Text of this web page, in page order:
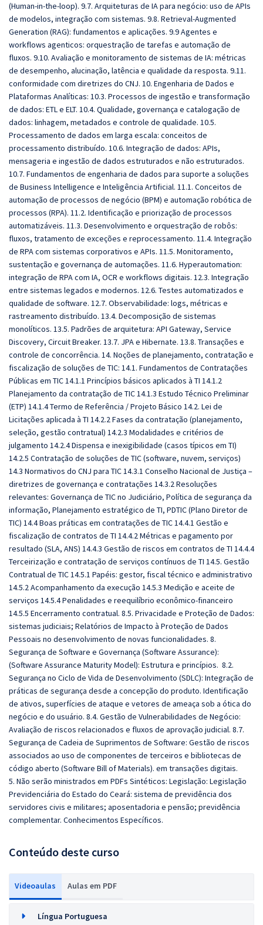
(Human-in-the-loop). 9.7. Arquiteturas de IA para negócio: uso de APIs
de modelos, integração com sistemas. 9.8. Retrieval-Augmented
Generation (RAG): fundamentos e aplicações. 9.9 Agentes e
workflows agenticos: orquestração de tarefas e automação de
fluxos. 9.10. Avaliação e monitoramento de sistemas de IA: métricas
de desempenho, alucinação, latência e qualidade da resposta. 9.11.
conformidade com diretrizes do CNJ. 10. Engenharia de Dados e
Plataformas Analíticas: 10.3. Processos de ingestão e transformação
de dados: ETL e ELT. 10.4. Qualidade, governança e catalogação de
dados: linhagem, metadados e controle de qualidade. 10.5.
Processamento de dados em larga escala: conceitos de
processamento distribuído. 10.6. Integração de dados: APIs,
mensageria e ingestão de dados estruturados e não estruturados.
10.7. Fundamentos de engenharia de dados para suporte a soluções
de Business Intelligence e Inteligência Artificial. 11.1. Conceitos de
automação de processos de negócio (BPM) e automação robótica de
processos (RPA). 11.2. Identificação e priorização de processos
automatizáveis. 11.3. Desenvolvimento e orquestração de robôs:
fluxos, tratamento de exceções e reprocessamento. 11.4. Integração
de RPA com sistemas corporativos e APIs. 11.5. Monitoramento,
sustentação e governança de automações. 11.6. Hyperautomation:
integração de RPA com IA, OCR e workflows digitais. 12.3. Integração
entre sistemas legados e modernos. 12.6. Testes automatizados e
qualidade de software. 12.7. Observabilidade: logs, métricas e
rastreamento distribuído. 13.4. Decomposição de sistemas
monolíticos. 13.5. Padrões de arquitetura: API Gateway, Service
Discovery, Circuit Breaker. 13.7. JPA e Hibernate. 13.8. Transações e
controle de concorrência. 14. Noções de planejamento, contratação e
fiscalização de soluções de TIC: 14.1. Fundamentos de Contratações
Públicas em TIC 14.1.1 Princípios básicos aplicados à TI 14.1.2
Planejamento da contratação de TIC 14.1.3 Estudo Técnico Preliminar
(ETP) 14.1.4 Termo de Referência / Projeto Básico 14.2. Lei de
Licitações aplicada à TI 14.2.2 Fases da contratação (planejamento,
seleção, gestão contratual) 14.2.3 Modalidades e critérios de
julgamento 14.2.4 Dispensa e inexigibilidade (casos típicos em TI)
14.2.5 Contratação de soluções de TIC (software, nuvem, serviços)
14.3 Normativos do CNJ para TIC 14.3.1 Conselho Nacional de Justiça –
diretrizes de governança e contratações 14.3.2 Resoluções
relevantes: Governança de TIC no Judiciário, Política de segurança da
informação, Planejamento estratégico de TI, PDTIC (Plano Diretor de
TIC) 14.4 Boas práticas em contratações de TIC 14.4.1 Gestão e
fiscalização de contratos de TI 14.4.2 Métricas e pagamento por
resultado (SLA, ANS) 14.4.3 Gestão de riscos em contratos de TI 14.4.4
Terceirização e contratação de serviços contínuos de TI 14.5. Gestão
Contratual de TIC 14.5.1 Papéis: gestor, fiscal técnico e administrativo
14.5.2 Acompanhamento da execução 14.5.3 Medição e aceite de
serviços 14.5.4 Penalidades e reequilíbrio econômico-financeiro
14.5.5 Encerramento contratual. 8.5. Privacidade e Proteção de Dados:
sistemas judiciais; Relatórios de Impacto à Proteção de Dados
Pessoais no desenvolvimento de novas funcionalidades. 8.
Segurança de Software e Governança (Software Assurance):
(Software Assurance Maturity Model): Estrutura e princípios. 8.2.
Segurança no Ciclo de Vida de Desenvolvimento (SDLC): Integração de
práticas de segurança desde a concepção do produto. Identificação
de ativos, superfícies de ataque e vetores de ameaça sob a ótica do
negócio e do usuário. 8.4. Gestão de Vulnerabilidades de Negócio:
Avaliação de riscos relacionados e fluxos de aprovação judicial. 8.7.
Segurança de Cadeia de Suprimentos de Software: Gestão de riscos
associados ao uso de componentes de terceiros e bibliotecas de
código aberto (Software Bill of Materials). em transações digitais.
5. Não serão ministrados em PDFs Sintéticos: Legislação: Legislação
Previdenciária do Estado do Ceará: sistema de previdência dos
servidores civis e militares; aposentadoria e pensão; previdência
complementar. Conhecimentos Específicos.
Conteúdo deste curso
Videoaulas Aulas em PDF
Língua Portuguesa